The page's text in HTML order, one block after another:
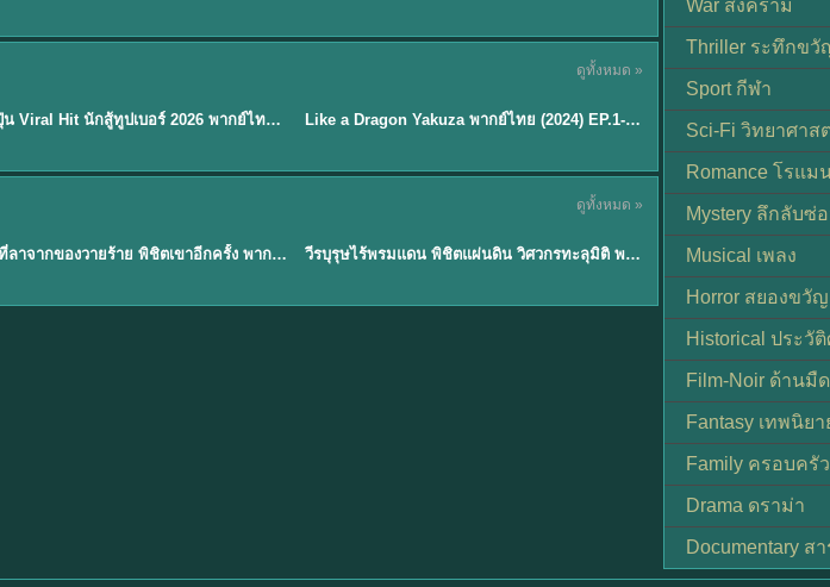
ดูทั้งหมด »
EP.6ซีรี่ย์ญี่ปุ่น Viral Hit นักสู้ทูปเบอร์ 2026 พากย์ไทย EP.1-6 ★7 EP.6Like a Dragon Yakuza พากย์ไทย (2024) EP.1-6 (จบ)
ดูทั้งหมด »
EP.1รักแรกที่ลาจากของวายร้าย พิชิตเขาอีกครั้ง พากย์ไทย EP.1วีรบุรุษไร้พรมแดน พิชิตแผ่นดิน วิศวกรทะลุมิติ พลิกแผ่นดิน
War สงคราม
Thriller ระทึกขวั
Sport กีฬา
Sci-Fi วิทยาศาส
Romance โรแม
Mystery ลึกลับซ่
Musical เพลง
Horror สยองขวัญ
Historical ประวั
Film-Noir ด้านมื
Fantasy เทพนิยา
Family ครอบครัว
Drama ดราม่า
Documentary ส